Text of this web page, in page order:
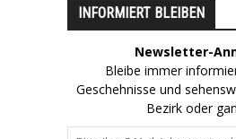
INFORMIERT BLEIBEN
Newsletter-
Bleibe immer
Geschehnisse und
Bezirk oder